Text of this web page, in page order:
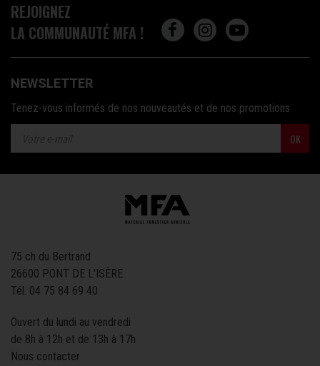
REJOIGNEZ
LA COMMUNAUTÉ MFA !
NEWSLETTER
Tenez-vous informés de nos nouveautés et de nos promotions
OK
75 ch du Bertrand
26600 PONT DE L'ISÈRE
Tél. 04 75 84 69 40
Ouvert du lundi au vendredi
de 8h à 12h et de 13h à 17h
Nous contacter